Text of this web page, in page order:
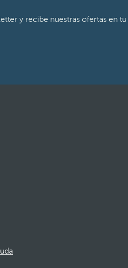
y recibe nuestras ofertas en tu